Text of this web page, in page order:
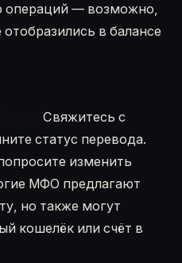
операций — возможно,
в балансе
Свяжитесь с
статус перевода.
изменить
МФО предлагают
но также могут
кошелёк или счёт в